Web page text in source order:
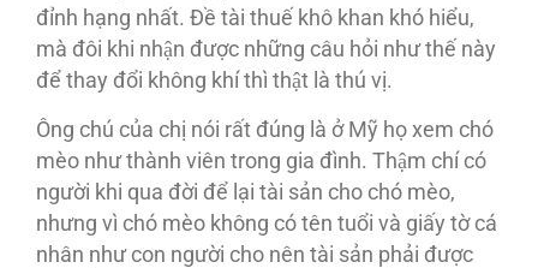
đỉnh hạng nhất. Đề tài thuế khô khan khó hiểu,
mà đôi khi nhận được những câu hỏi như thế này
để thay đổi không khí thì thật là thú vị.
Ông chú của chị nói rất đúng là ở Mỹ họ xem chó
mèo như thành viên trong gia đình. Thậm chí có
người khi qua đời để lại tài sản cho chó mèo,
nhưng vì chó mèo không có tên tuổi và giấy tờ cá
nhân như con người cho nên tài sản phải được